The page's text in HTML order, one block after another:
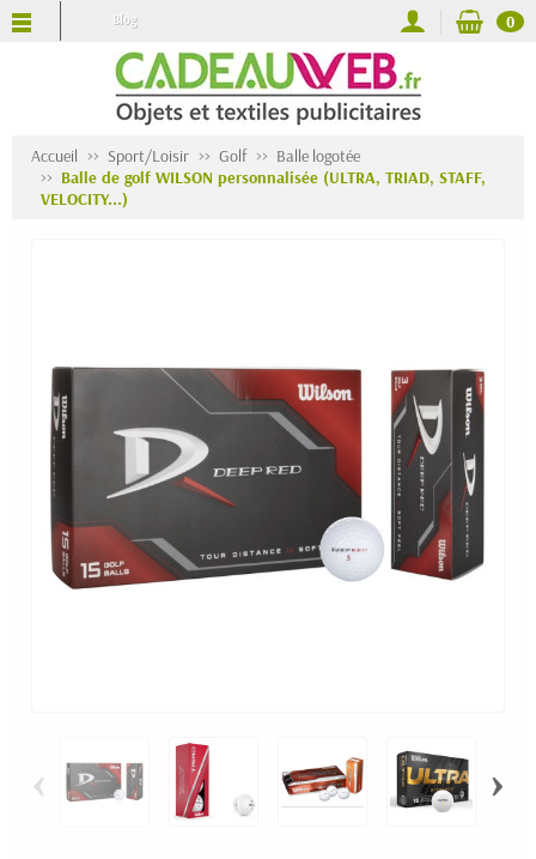
Blog 0
Accueil Sport/Loisir Golf
Balle logotée
Balle de golf WILSON personnalisée (ULTRA, TRIAD, STAFF,
VELOCITY...)
‹ ›